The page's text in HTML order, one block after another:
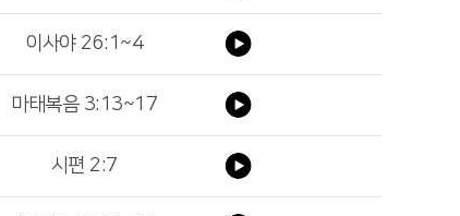
이사야 26:1~4
마태복음 3:13~17
시편 2:7